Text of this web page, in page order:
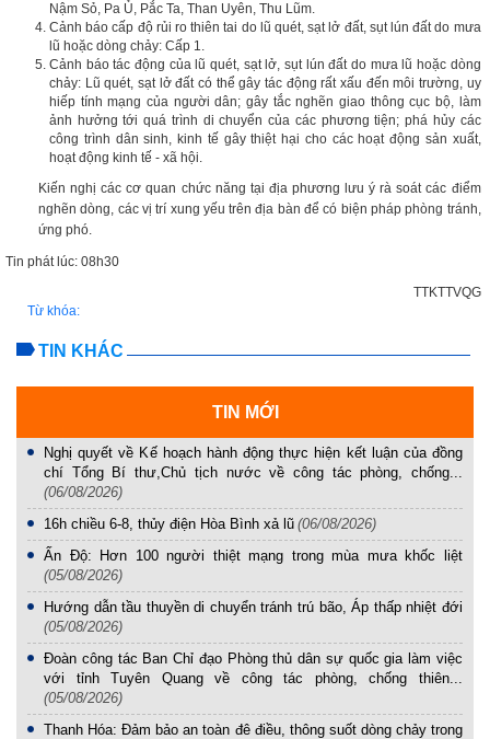
Nậm Sỏ, Pa Ủ, Pắc Ta, Than Uyên, Thu Lũm.
Cảnh báo cấp độ rủi ro thiên tai do lũ quét, sạt lở đất, sụt lún đất do mưa
lũ hoặc dòng chảy: Cấp 1.
Cảnh báo tác động của lũ quét, sạt lở, sụt lún đất do mưa lũ hoặc dòng
chảy: Lũ quét, sạt lở đất có thể gây tác động rất xấu đến môi trường, uy
hiếp tính mạng của người dân; gây tắc nghẽn giao thông cục bộ, làm
ảnh hưởng tới quá trình di chuyển của các phương tiện; phá hủy các
công trình dân sinh, kinh tế gây thiệt hại cho các hoạt động sản xuất,
hoạt động kinh tế - xã hội.
Kiến nghị các cơ quan chức năng tại địa phương lưu ý rà soát các điểm
nghẽn dòng, các vị trí xung yếu trên địa bàn để có biện pháp phòng tránh,
ứng phó.
Tin phát lúc: 08h30
TTKTTVQG
Từ khóa:
TIN KHÁC
TIN MỚI
Nghị quyết về Kế hoạch hành động thực hiện kết luận của đồng
chí Tổng Bí thư,Chủ tịch nước về công tác phòng, chống...
(06/08/2026)
16h chiều 6-8, thủy điện Hòa Bình xả lũ (06/08/2026)
Ấn Độ: Hơn 100 người thiệt mạng trong mùa mưa khốc liệt
(05/08/2026)
Hướng dẫn tầu thuyền di chuyển tránh trú bão, Áp thấp nhiệt đới
(05/08/2026)
Đoàn công tác Ban Chỉ đạo Phòng thủ dân sự quốc gia làm việc
với tỉnh Tuyên Quang về công tác phòng, chống thiên...
(05/08/2026)
Thanh Hóa: Đảm bảo an toàn đê điều, thông suốt dòng chảy trong